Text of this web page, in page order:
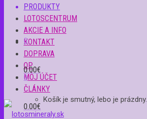
PRODUKTY
LOTOSCENTRUM
AKCIE A INFO
KONTAKT
DOPRAVA
OP
MÔJ ÚČET
ČLÁNKY
0
0.00€
Košík je smutný, lebo je prázdny.
0
0.00€